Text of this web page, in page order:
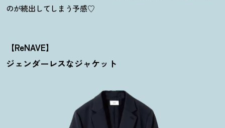
のが続出してしまう予感♡
【ReNAVE】
ジェンダーレスなジャケット